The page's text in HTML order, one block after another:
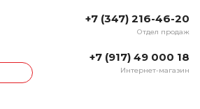
+7 (347) 216-46-20
Отдел продаж
+7 (917) 49 000 18
Интернет-магазин